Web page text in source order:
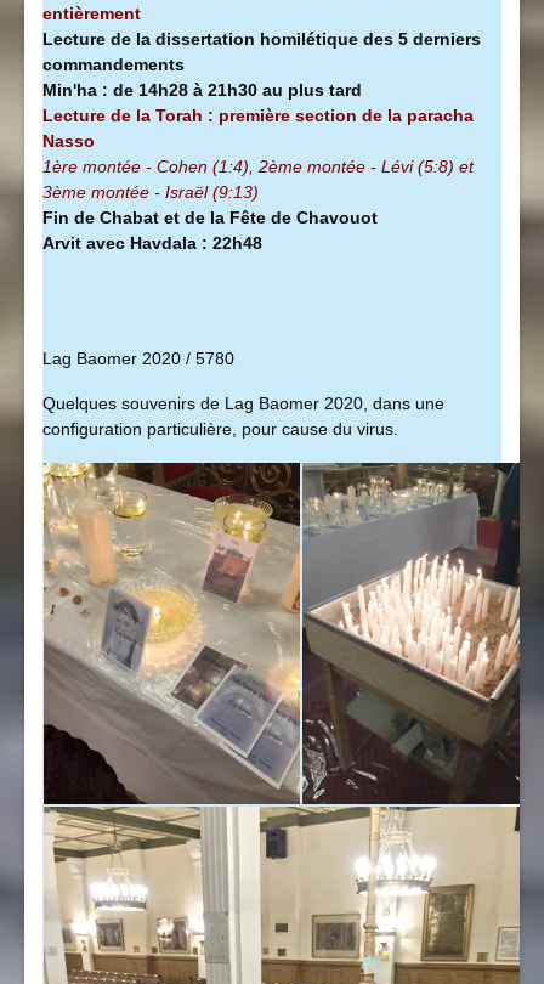
entièrement
Lecture de la dissertation homilétique des 5 derniers
commandements
Min'ha : de 14h28 à 21h30 au plus tard
Lecture de la Torah : première section de la paracha
Nasso
1ère montée - Cohen (1:4), 2ème montée - Lévi (5:8) et
3ème montée - Israël (9:13)
Fin de Chabat et de la Fête de Chavouot
Arvit avec Havdala : 22h48
Lag Baomer 2020 / 5780
Quelques souvenirs de Lag Baomer 2020, dans une
configuration particulière, pour cause du virus.